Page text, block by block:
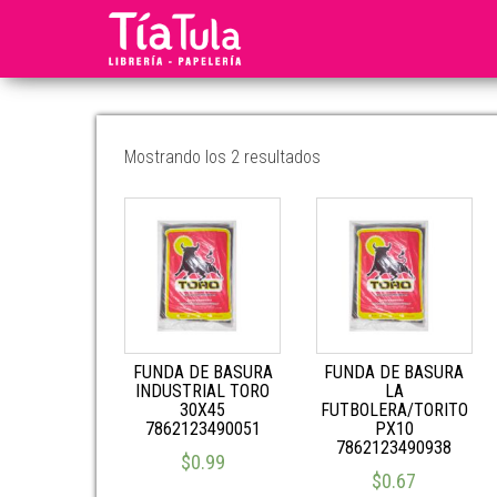
Mostrando los 2 resultados
FUNDA DE BASURA
INDUSTRIAL TORO
30X45
7862123490051
$0.99
FUNDA DE BASURA
LA
FUTBOLERA/TORITO
PX10
7862123490938
$0.67